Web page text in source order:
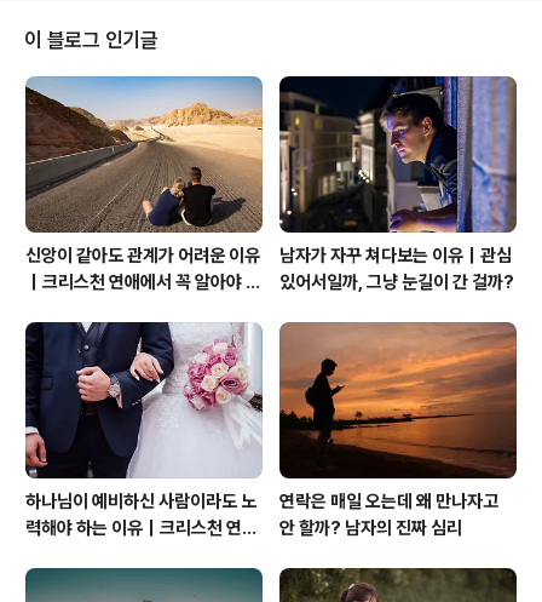
도에 결성되어서 화제를 모았다. 두명의 미모의 여성들이
(Mayte Mateos와 María Mendiola) 들려주는 아름다
운 하모니는 마치 디스코풍의 음악이 이렇게도 맛갈나게
불를 수가 있다는걸 입증한 예로 보여지고, 그 당시로선 인
기 절정의 곡이였다. 유..
이 블로그 인기글
신앙이 같아도 관계가 어려운 이유
｜크리스천 연애에서 꼭 알아야 할
남자가 자꾸 쳐다보는 이유｜관심
있어서일까, 그냥 눈길이 간 걸까?
하나님이 예비하신 사람이라도 노
력해야 하는 이유｜크리스천 연애
연락은 매일 오는데 왜 만나자고
안 할까? 남자의 진짜 심리